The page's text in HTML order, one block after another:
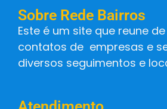
Sobre Rede Bairros
Este é um site que reune
contatos de empresas e
diversos seguimentos e